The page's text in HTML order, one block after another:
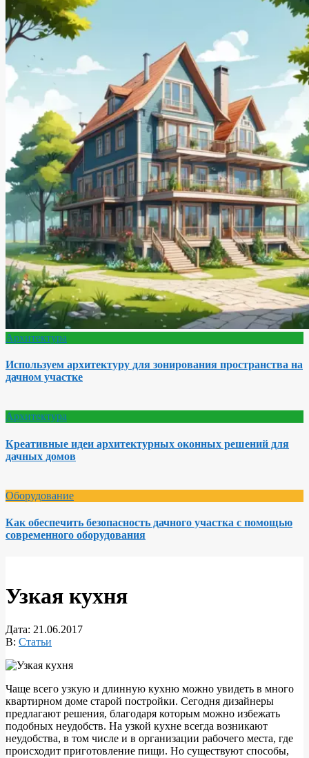
Архитектура
Используем архитектуру для зонирования пространства на
дачном участке
Архитектура
Креативные идеи архитектурных оконных решений для
дачных домов
Оборудование
Как обеспечить безопасность дачного участка с помощью
современного оборудования
Узкая кухня
Дата: 21.06.2017
В: Статьи
Чаще всего узкую и длинную кухню можно увидеть в много
квартирном доме старой постройки. Сегодня дизайнеры
предлагают решения, благодаря которым можно избежать
подобных неудобств. На узкой кухне всегда возникают
неудобства, в том числе и в организации рабочего места, где
происходит приготовление пищи. Но существуют способы,